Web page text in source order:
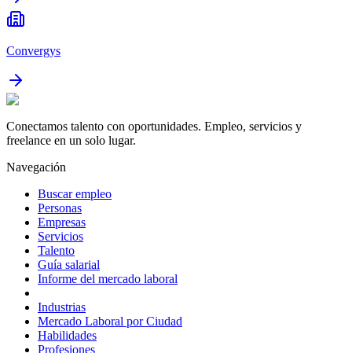
Convergys
Conectamos talento con oportunidades. Empleo, servicios y
freelance en un solo lugar.
Navegación
Buscar empleo
Personas
Empresas
Servicios
Talento
Guía salarial
Informe del mercado laboral
Industrias
Mercado Laboral por Ciudad
Habilidades
Profesiones